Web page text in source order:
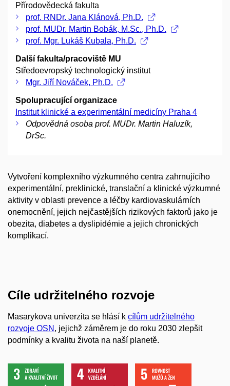
Přírodovědecká fakulta
prof. RNDr. Jana Klánová, Ph.D.
prof. MUDr. Martin Bobák, M.Sc., Ph.D.
prof. Mgr. Lukáš Kubala, Ph.D.
Další fakulta/pracoviště MU
Středoevropský technologický institut
Mgr. Jiří Nováček, Ph.D.
Spolupracující organizace
Institut klinické a experimentální medicíny Praha 4
Odpovědná osoba prof. MUDr. Martin Haluzík,
DrSc.
Vytvoření komplexního výzkumného centra zahrnujícího
experimentální, preklinické, translační a klinické výzkumné
aktivity v oblasti prevence a léčby kardiovaskulárních
onemocnění, jejich nejčastějších rizikových faktorů jako je
obezita, diabetes a dyslipidémie a jejich chronických
komplikací​.
Cíle udržitelného rozvoje
Masarykova univerzita se hlásí k cílům udržitelného
rozvoje OSN , jejichž záměrem je do roku 2030 zlepšit
podmínky a kvalitu života na naší planetě.